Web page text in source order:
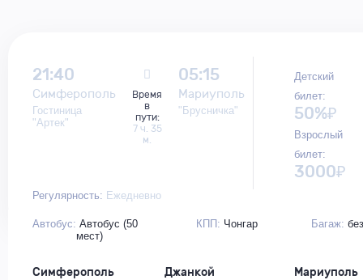
21:40
Симферополь
Гостиница
"Артек"
Время
в
пути:
7 ч. 35
м.
05:15
Мариуполь
"Брусничка"
Детский
билет:
50%₽
Взрослый
билет:
3000₽
Регулярность: Ежедневно
Автобус: Автобус (50
мест)
КПП: Чонгар Багаж:
Симферополь Джанкой Мариуполь